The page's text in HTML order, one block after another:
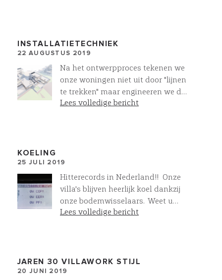
tot 15.00 uur te Blaricumermeent.
Meld u aan voor een rondleiding,
zodat wij samen met u deze
prachtige villa kunnen laten
ervaren. Dit kunt u doen door te
reageren op info@villawork.nl.
INSTALLATIETECHNIEK
22 AUGUSTUS 2019
Na het ontwerpproces tekenen we
onze woningen niet uit door "lijnen
te trekken" maar engineeren we de
villa "As build" met de
Optimale afstemming tussen casco
en installatietechniek, een perfecte
installatie en lagere bouwkosten is
het resultaat. Zo leveren we meer
bij Villawork
Lees volledige bericht
KOELING
25 JULI 2019
Hitterecords in Nederland!! Onze
villa's blijven heerlijk koel dankzij
onze bodemwisselaars. Weet u
hoeveel stroom het kost om onze
Lees volledige bericht
JAREN 30 VILLAWORK STIJL
20 JUNI 2019